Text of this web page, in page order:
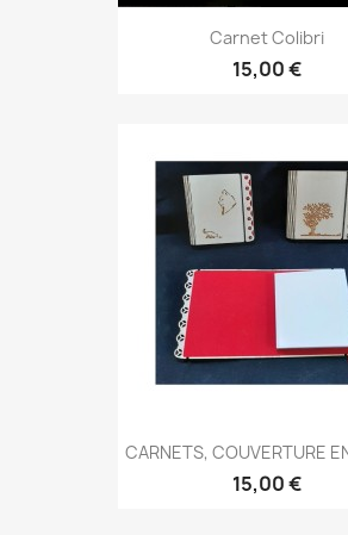
Carnet Colibri
15,00 €
CARNETS, COUVERTURE
15,00 €